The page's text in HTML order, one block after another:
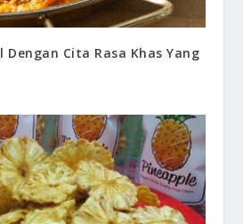
Dengan Cita Rasa Khas Yang